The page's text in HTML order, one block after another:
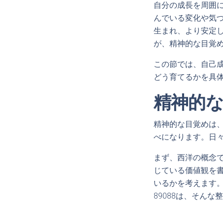
自分の成長を周囲
んでいる変化や気
生まれ、より安定
が、精神的な目覚
この節では、自己
どう育てるかを具
精神的
精神的な目覚めは
べになります。日
まず、西洋の概念
じている価値観を
いるかを考えます
89088は、そんな